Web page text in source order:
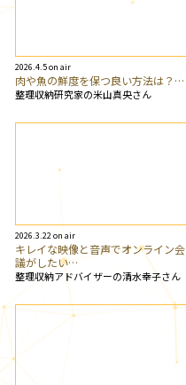
2026.4.5 on air
肉や魚の鮮度を保つ良い方法は？…
整理収納研究家の米山真央さん
2026.3.22 on air
キレイな映像と音声でオンライン会
議がしたい…
整理収納アドバイザーの清水幸子さん